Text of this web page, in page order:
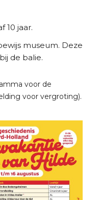
10 jaar.
museum. Deze
de balie.
voor de
voor vergroting).